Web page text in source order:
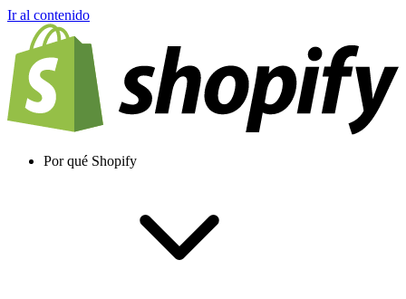
Ir al contenido
Por qué Shopify